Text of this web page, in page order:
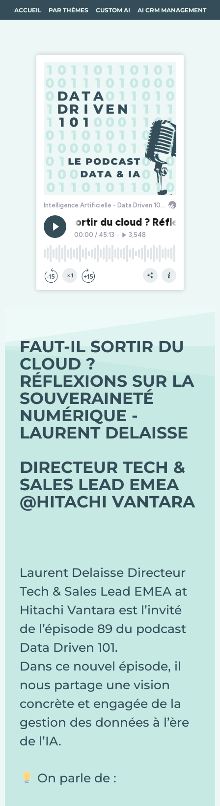
ACCUEIL PAR THÈMES CUSTOM AI AI CRM MANAGEMENT
FAUT-IL SORTIR DU
CLOUD ?
RÉFLEXIONS SUR LA
SOUVERAINETÉ
NUMÉRIQUE -
LAURENT DELAISSE
DIRECTEUR TECH &
SALES LEAD EMEA
@HITACHI VANTARA
Laurent Delaisse Directeur
Tech & Sales Lead EMEA at
Hitachi Vantara est l’invité
de l’épisode 89 du podcast
Data Driven 101.
Dans ce nouvel épisode, il
nous partage une vision
concrète et engagée de la
gestion des données à l’ère
de l’IA.
On parle de :